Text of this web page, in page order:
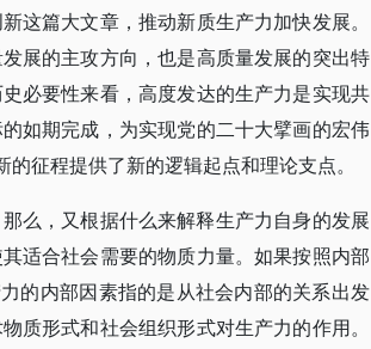
这篇大文章，推动新质生产力加快发展。
展的主攻方向，也是高质量发展的突出特
必要性来看，高度发达的生产力是实现共
如期完成，为实现党的二十大擘画的宏伟
征程提供了新的逻辑起点和理论支点。
么，又根据什么来解释生产力自身的发展
适合社会需要的物质力量。如果按照内部
的内部因素指的是从社会内部的关系出发
质形式和社会组织形式对生产力的作用。